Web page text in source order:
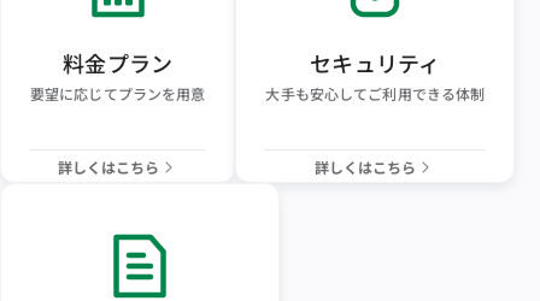
料金プラン
要望に応じてプランを用意
詳しくはこちら
セキュリティ
大手も安心してご利用できる体制
詳しくはこちら